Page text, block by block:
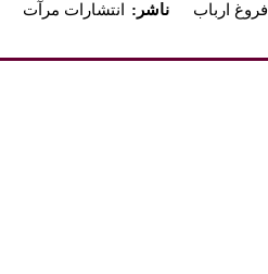
انتشارات مرآت :ناشر فروغ ارباب